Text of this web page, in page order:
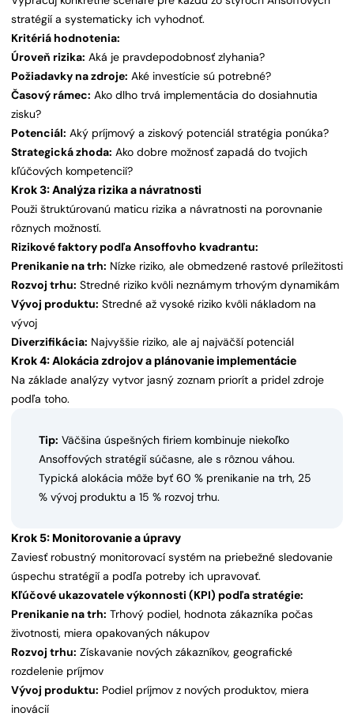
stratégií a systematicky ich vyhodnoť.
Kritériá hodnotenia:
Úroveň rizika: Aká je pravdepodobnosť zlyhania?
Požiadavky na zdroje: Aké investície sú potrebné?
Časový rámec: Ako dlho trvá implementácia do dosiahnutia
zisku?
Potenciál: Aký príjmový a ziskový potenciál stratégia ponúka?
Strategická zhoda: Ako dobre možnosť zapadá do tvojich
kľúčových kompetencií?
Krok 3: Analýza rizika a návratnosti
Použi štruktúrovanú maticu rizika a návratnosti na porovnanie
rôznych možností.
Rizikové faktory podľa Ansoffovho kvadrantu:
Prenikanie na trh: Nízke riziko, ale obmedzené rastové príležitosti
Rozvoj trhu: Stredné riziko kvôli neznámym trhovým dynamikám
Vývoj produktu: Stredné až vysoké riziko kvôli nákladom na
vývoj
Diverzifikácia: Najvyššie riziko, ale aj najväčší potenciál
Krok 4: Alokácia zdrojov a plánovanie implementácie
Na základe analýzy vytvor jasný zoznam priorít a pridel zdroje
podľa toho.
Tip: Väčšina úspešných firiem kombinuje niekoľko
Ansoffových stratégií súčasne, ale s rôznou váhou.
Typická alokácia môže byť 60 % prenikanie na trh, 25
% vývoj produktu a 15 % rozvoj trhu.
Krok 5: Monitorovanie a úpravy
Zaviesť robustný monitorovací systém na priebežné sledovanie
úspechu stratégií a podľa potreby ich upravovať.
Kľúčové ukazovatele výkonnosti (KPI) podľa stratégie:
Prenikanie na trh: Trhový podiel, hodnota zákazníka počas
životnosti, miera opakovaných nákupov
Rozvoj trhu: Získavanie nových zákazníkov, geografické
rozdelenie príjmov
Vývoj produktu: Podiel príjmov z nových produktov, miera
inovácií